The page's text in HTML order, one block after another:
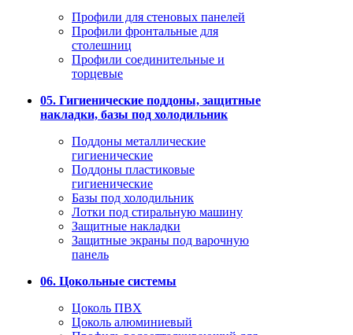
Профили для стеновых панелей
Профили фронтальные для
столешниц
Профили соединительные и
торцевые
05. Гигиенические поддоны, защитные
накладки, базы под холодильник
Поддоны металлические
гигиенические
Поддоны пластиковые
гигиенические
Базы под холодильник
Лотки под стиральную машину
Защитные накладки
Защитные экраны под варочную
панель
06. Цокольные системы
Цоколь ПВХ
Цоколь алюминиевый